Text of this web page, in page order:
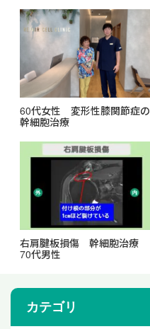
60代女性 変形性膝関節症の
幹細胞治療
右肩腱板損傷 幹細胞治療
70代男性
カテゴリ